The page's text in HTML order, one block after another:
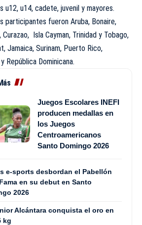
u12, u14, cadete, juvenil y mayores.
participantes fueron Aruba, Bonaire,
Curazao, Isla Cayman, Trinidad y Tobago,
Jamaica, Surinam, Puerto Rico,
República Dominicana.
Juegos Escolares INEFI
producen medallas en
los Juegos
Centroamericanos
Santo Domingo 2026
e-sports desbordan el Pabellón
en su debut en Santo
2026
Alcántara conquista el oro en
kg